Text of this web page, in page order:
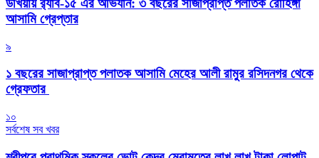
উখিয়ায় র‍্যাব-১৫ এর অভিযান: ৩ বছরের সাজাপ্রাপ্ত পলাতক রোহিঙ্গা
আসামি গ্রেপ্তার
৯
১ বছরের সাজাপ্রাপ্ত পলাতক আসামি মেহের আলী রামুর রসিদনগর থেকে
গ্রেফতার ‎
১০
সর্বশেষ সব খবর